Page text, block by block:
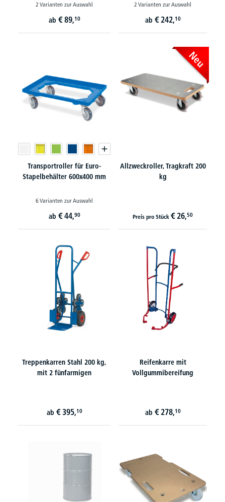
2 Varianten zur Auswahl
ab € 89,10
2 Varianten zur Auswahl
ab € 242,10
Transportroller für Euro-
Stapelbehälter 600x400 mm
6 Varianten zur Auswahl
ab € 44,90
Neu
Allzweckroller, Tragkraft 200
kg
Preis pro Stück € 26,50
Treppenkarren Stahl 200 kg,
mit 2 fünfarmigen
ab € 395,10
Reifenkarre mit
Vollgummibereifung
ab € 278,10